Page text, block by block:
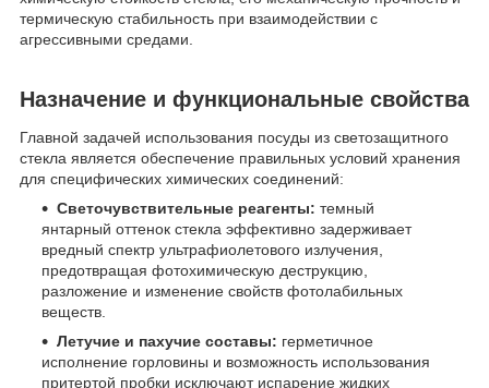
термическую стабильность при взаимодействии с
агрессивными средами.
Назначение и функциональные свойства
Главной задачей использования посуды из светозащитного
стекла является обеспечение правильных условий хранения
для специфических химических соединений:
Светочувствительные реагенты: темный
янтарный оттенок стекла эффективно задерживает
вредный спектр ультрафиолетового излучения,
предотвращая фотохимическую деструкцию,
разложение и изменение свойств фотолабильных
веществ.
Летучие и пахучие составы: герметичное
исполнение горловины и возможность использования
притертой пробки исключают испарение жидких